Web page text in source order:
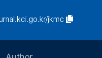
jkmc